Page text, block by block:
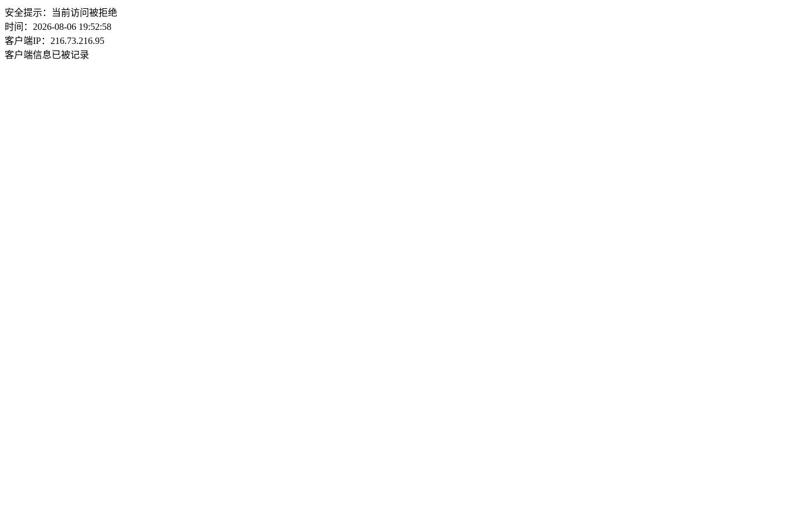
安全提示：当前访问被拒绝
时间：2026-08-06 19:52:58
客户端IP：216.73.216.95
客户端信息已被记录